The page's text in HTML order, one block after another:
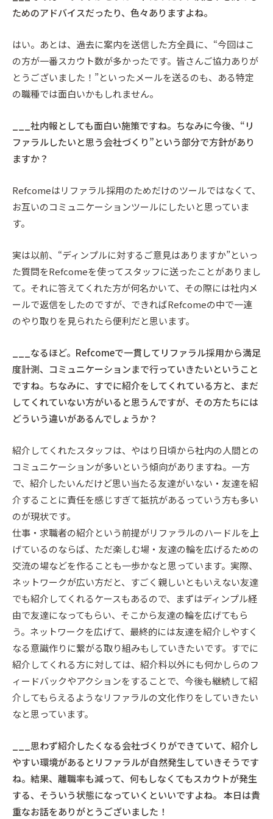
ためのアドバイスだったり、色々ありますよね。
はい。あとは、過去に案内を送信した方全員に、“今回はこ
の方が一番スカウト数が多かったです。皆さんご協力ありが
とうございました！”といったメールを送るのも、ある特定
の職種では面白いかもしれません。
___社内報としても面白い施策ですね。ちなみに今後、“リ
ファラルしたいと思う会社づくり”という部分で方針があり
ますか？
Refcomeはリファラル採用のためだけのツールではなくて、
お互いのコミュニケーションツールにしたいと思っていま
す。
実は以前、“ディンプルに対するご意見はありますか”といっ
た質問をRefcomeを使ってスタッフに送ったことがありまし
て。それに答えてくれた方が何名かいて、その際には社内メ
ールで返信をしたのですが、できればRefcomeの中で一連
のやり取りを見られたら便利だと思います。
___なるほど。Refcomeで一貫してリファラル採用から満足
度計測、コミュニケーションまで行っていきたいということ
ですね。ちなみに、すでに紹介をしてくれている方と、まだ
してくれていない方がいると思うんですが、その方たちには
どういう違いがあるんでしょうか？
紹介してくれたスタッフは、やはり日頃から社内の人間との
コミュニケーションが多いという傾向がありますね。一方
で、紹介したいんだけど思い当たる友達がいない・友達を紹
介することに責任を感じすぎて抵抗があるっていう方も多い
のが現状です。
仕事・求職者の紹介という前提がリファラルのハードルを上
げているのならば、ただ楽しむ場・友達の輪を広げるための
交流の場などを作ることも一歩かなと思っています。実際、
ネットワークが広い方だと、すごく親しいともいえない友達
でも紹介してくれるケースもあるので、まずはディンプル経
由で友達になってもらい、そこから友達の輪を広げてもら
う。ネットワークを広げて、最終的には友達を紹介しやすく
なる意識作りに繋がる取り組みもしていきたいです。すでに
紹介してくれる方に対しては、紹介料以外にも何かしらのフ
ィードバックやアクションをすることで、今後も継続して紹
介してもらえるようなリファラルの文化作りをしていきたい
なと思っています。
___思わず紹介したくなる会社づくりができていて、紹介し
やすい環境があるとリファラルが自然発生していきそうです
ね。結果、離職率も減って、何もしなくてもスカウトが発生
する、そういう状態になっていくといいですよね。 本日は貴
重なお話をありがとうございました！